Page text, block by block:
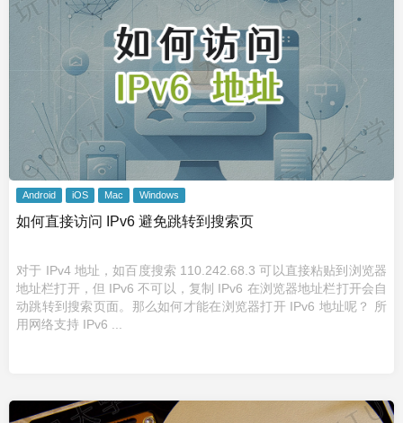
Android iOS Mac Windows
如何直接访问 IPv6 避免跳转到搜索页
对于 IPv4 地址，如百度搜索 110.242.68.3 可以直接粘贴到浏览器
地址栏打开，但 IPv6 不可以，复制 IPv6 在浏览器地址栏打开会自
动跳转到搜索页面。那么如何才能在浏览器打开 IPv6 地址呢？ 所